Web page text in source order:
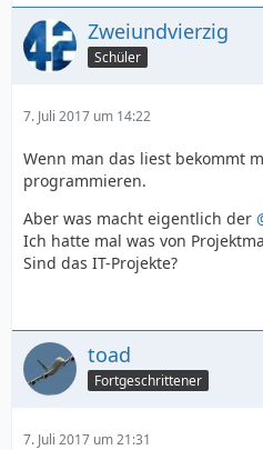
Zweiundvierzig
Schüler
7. Juli 2017 um 14:22
Wenn man das liest bekommt
programmieren.
Aber was macht eigentlich der
Ich hatte mal was von
Sind das IT-Projekte?
toad
Fortgeschrittener
7. Juli 2017 um 21:31